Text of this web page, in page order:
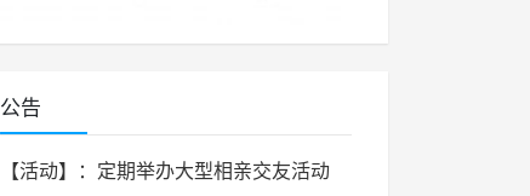
公告
【活动】：定期举办大型相亲交友活动